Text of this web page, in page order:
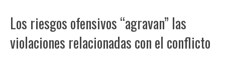
Los riesgos ofensivos “agravan” las
violaciones relacionadas con el conflicto